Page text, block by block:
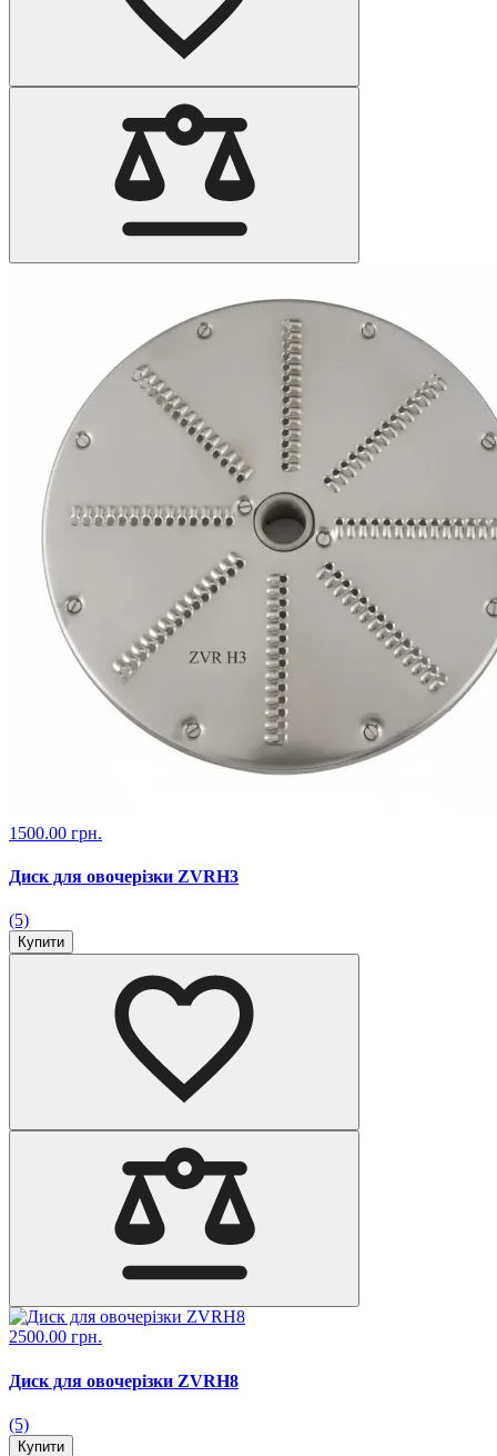
1500.00 грн.
Диск для овочерізки ZVRH3
(5)
Купити
2500.00 грн.
Диск для овочерізки ZVRH8
(5)
Купити